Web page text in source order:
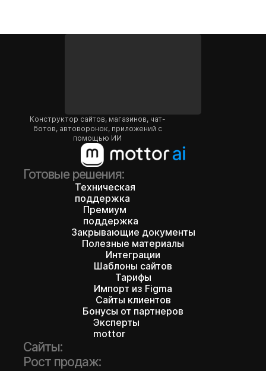
Конструктор сайтов, магазинов, чат-
ботов, автоворонок, приложений с
помощью ИИ
Готовые решения:
Техническая
поддержка
Премиум
поддержка
Закрывающие документы
Полезные материалы
Интеграции
Шаблоны сайтов
Тарифы
Импорт из Figma
Сайты клиентов
Бонусы от партнеров
Эксперты
mottor
Сайты:
Рост продаж: